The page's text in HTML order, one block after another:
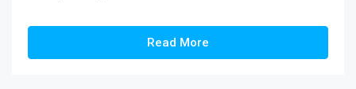
Read More